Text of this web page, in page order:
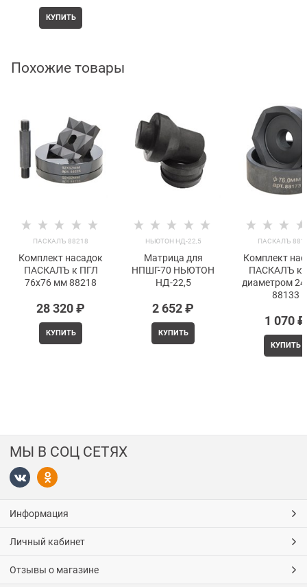
КУПИТЬ
Похожие товары
ПАСКАЛЪ 88218
Комплект насадок
ПАСКАЛЪ к ПГЛ
76x76 мм 88218
28 320 ₽
КУПИТЬ
НЬЮТОН НД-22,5
Матрица для
НПШГ-70 НЬЮТОН
НД-22,5
2 652 ₽
КУПИТЬ
ПАСКАЛЪ
Комплект
ПАСКАЛЪ к
диаметром
88133
1 070 ₽
КУПИТЬ
МЫ В СОЦ СЕТЯХ
Информация
Личный кабинет
Отзывы о магазине